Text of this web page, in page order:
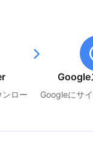
ロー
Google
Googleにサ